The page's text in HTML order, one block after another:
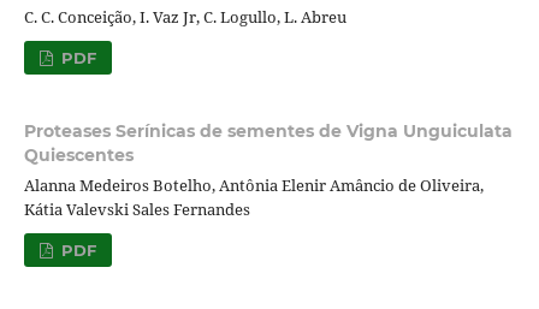
C. C. Conceição, I. Vaz Jr, C. Logullo, L. Abreu
PDF
Proteases Serínicas de sementes de Vigna Unguiculata
Quiescentes
Alanna Medeiros Botelho, Antônia Elenir Amâncio de Oliveira,
Kátia Valevski Sales Fernandes
PDF